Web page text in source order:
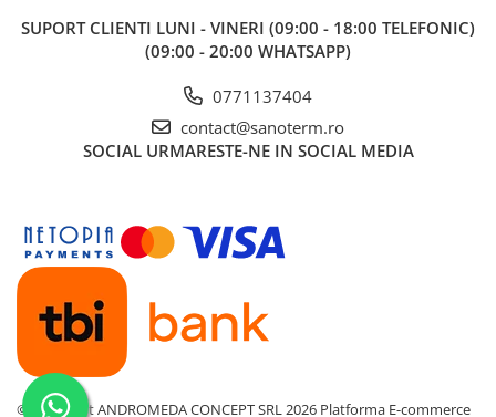
SUPORT CLIENTI LUNI - VINERI (09:00 - 18:00 TELEFONIC)
(09:00 - 20:00 WHATSAPP)
0771137404
contact@sanoterm.ro
SOCIAL URMARESTE-NE IN SOCIAL MEDIA
©Copyright ANDROMEDA CONCEPT SRL 2026 Platforma E-commerce